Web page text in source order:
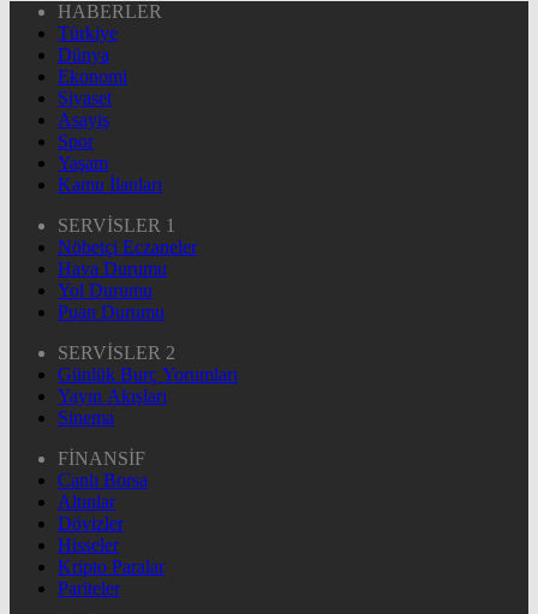
HABERLER
Türkiye
Dünya
Ekonomi
Siyaset
Asayiş
Spor
Yaşam
Kamu İlanları
SERVİSLER 1
Nöbetçi Eczaneler
Hava Durumu
Yol Durumu
Puan Durumu
SERVİSLER 2
Günlük Burç Yorumları
Yayın Akışları
Sinema
FİNANSİF
Canlı Borsa
Altınlar
Dövizler
Hisseler
Kripto Paralar
Pariteler